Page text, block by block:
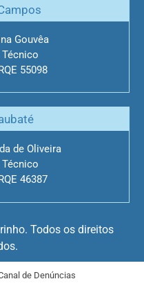
Gouvêa
55098
de Oliveira
46387
Todos os direitos
de Denúncias